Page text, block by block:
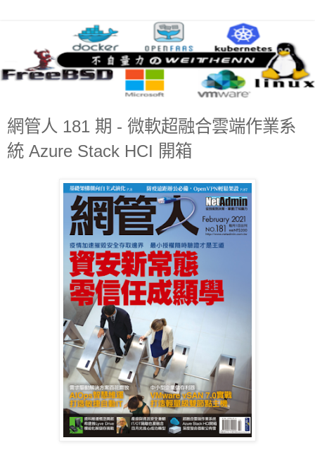
網管人 181 期 - 微軟超融合雲端作業系
統 Azure Stack HCI 開箱